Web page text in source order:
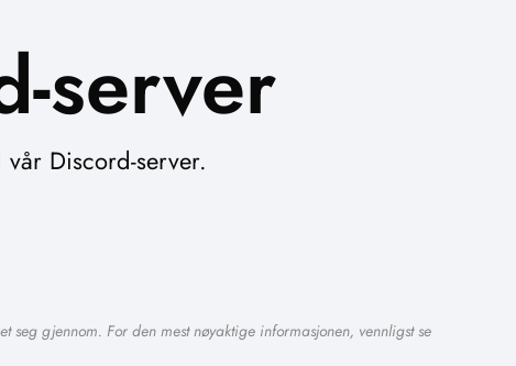
server
Discord-server.
gjennom. For den mest nøyaktige informasjonen, vennligst se